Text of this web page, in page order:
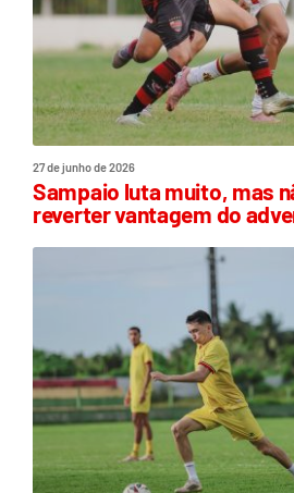
27 de junho de 2026
Sampaio luta muito, mas
reverter vantagem do